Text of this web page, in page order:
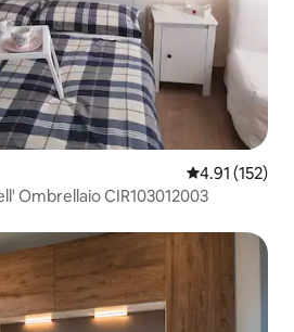
平均评分 4.91
4.91 (152)
Ombrellaio CIR103012003